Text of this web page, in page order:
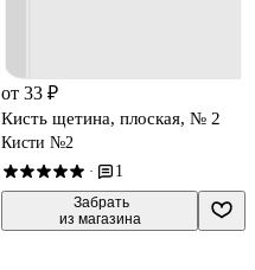
от 33 ₽
Кисть щетина, плоская, № 2
Кисти №2
· 1
Забрать
из магазина